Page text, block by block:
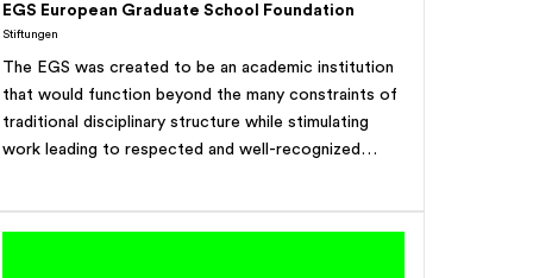
EGS European Graduate School Foundation
Stiftungen
The EGS was created to be an academic institution
that would function beyond the many constraints of
traditional disciplinary structure while stimulating
work leading to respected and well-recognized